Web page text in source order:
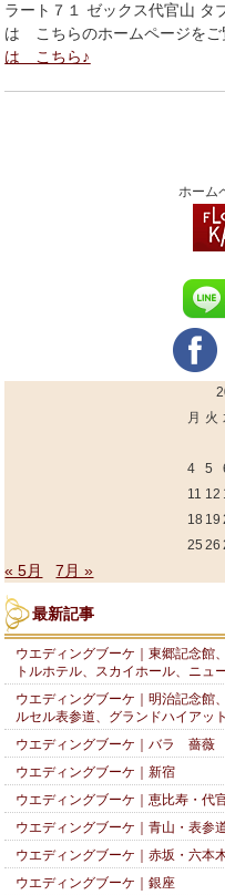
ラート７１ ゼックス代官山 タ
は こちらのホームページをご
は こちら♪
ホーム
月 火
4
5
11 12
18 19
25 26
« 5月 7月 »
最新記事
ウエディングブーケ｜東郷記念館
トルホテル、スカイホール、ニュ
ウエディングブーケ｜明治記念館
ルセル表参道、グランドハイアッ
ウエディングブーケ｜バラ 薔薇
ウエディングブーケ｜新宿
ウエディングブーケ｜恵比寿・代
ウエディングブーケ｜青山・表参
ウエディングブーケ｜赤坂・六本
ウエディングブーケ｜銀座